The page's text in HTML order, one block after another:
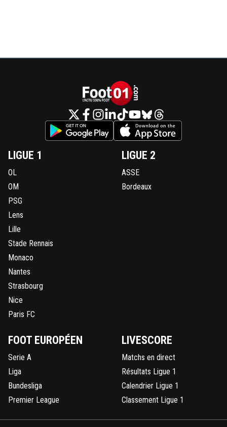
LIGUE 1
OL
OM
PSG
Lens
Lille
Stade Rennais
Monaco
Nantes
Strasbourg
Nice
Paris FC
LIGUE 2
ASSE
Bordeaux
FOOT EUROPÉEN
Serie A
Liga
Bundesliga
Premier League
LIVESCORE
Matchs en direct
Résultats Ligue 1
Calendrier Ligue 1
Classement Ligue 1